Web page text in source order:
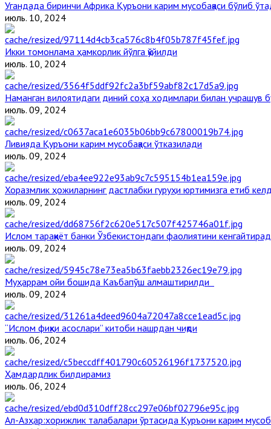
Угандада биринчи Aфрика Қуръони карим мусобақаси бўлиб
июль. 10, 2024
Икки томонлама ҳамкорлик йўлга қўйилди
июль. 10, 2024
Наманган вилоятидаги диний соҳа ходимлари билан учрашув
июль. 09, 2024
Ливияда Қуръони карим мусобақаси ўтказилади
июль. 09, 2024
Хоразмлик ҳожиларнинг дастлабки гуруҳи юртимизга етиб
июль. 09, 2024
Ислом тараққиёт банки Ўзбекистондаги фаолиятини
июль. 09, 2024
Муҳаррам ойи бошида Каъбапўш алмаштирилди
июль. 09, 2024
“Ислом фиқҳи асослари” китоби нашрдан чиқди
июль. 06, 2024
Ҳамдардлик билдирамиз
июль. 06, 2024
Aл-Aзҳар:хорижлик талабалари ўртасида Қуръони карим